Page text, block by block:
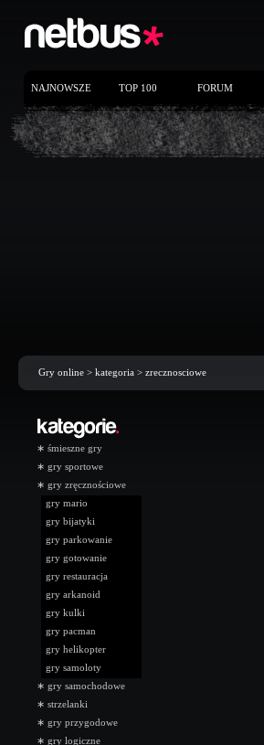
NAJNOWSZE TOP 100 FORUM
Gry online > kategoria > zrecznosciowe
∗ śmieszne gry
∗ gry sportowe
∗ gry zręcznościowe
gry mario
gry bijatyki
gry parkowanie
gry gotowanie
gry restauracja
gry arkanoid
gry kulki
gry pacman
gry helikopter
gry samoloty
∗ gry samochodowe
∗ strzelanki
∗ gry przygodowe
∗ gry logiczne